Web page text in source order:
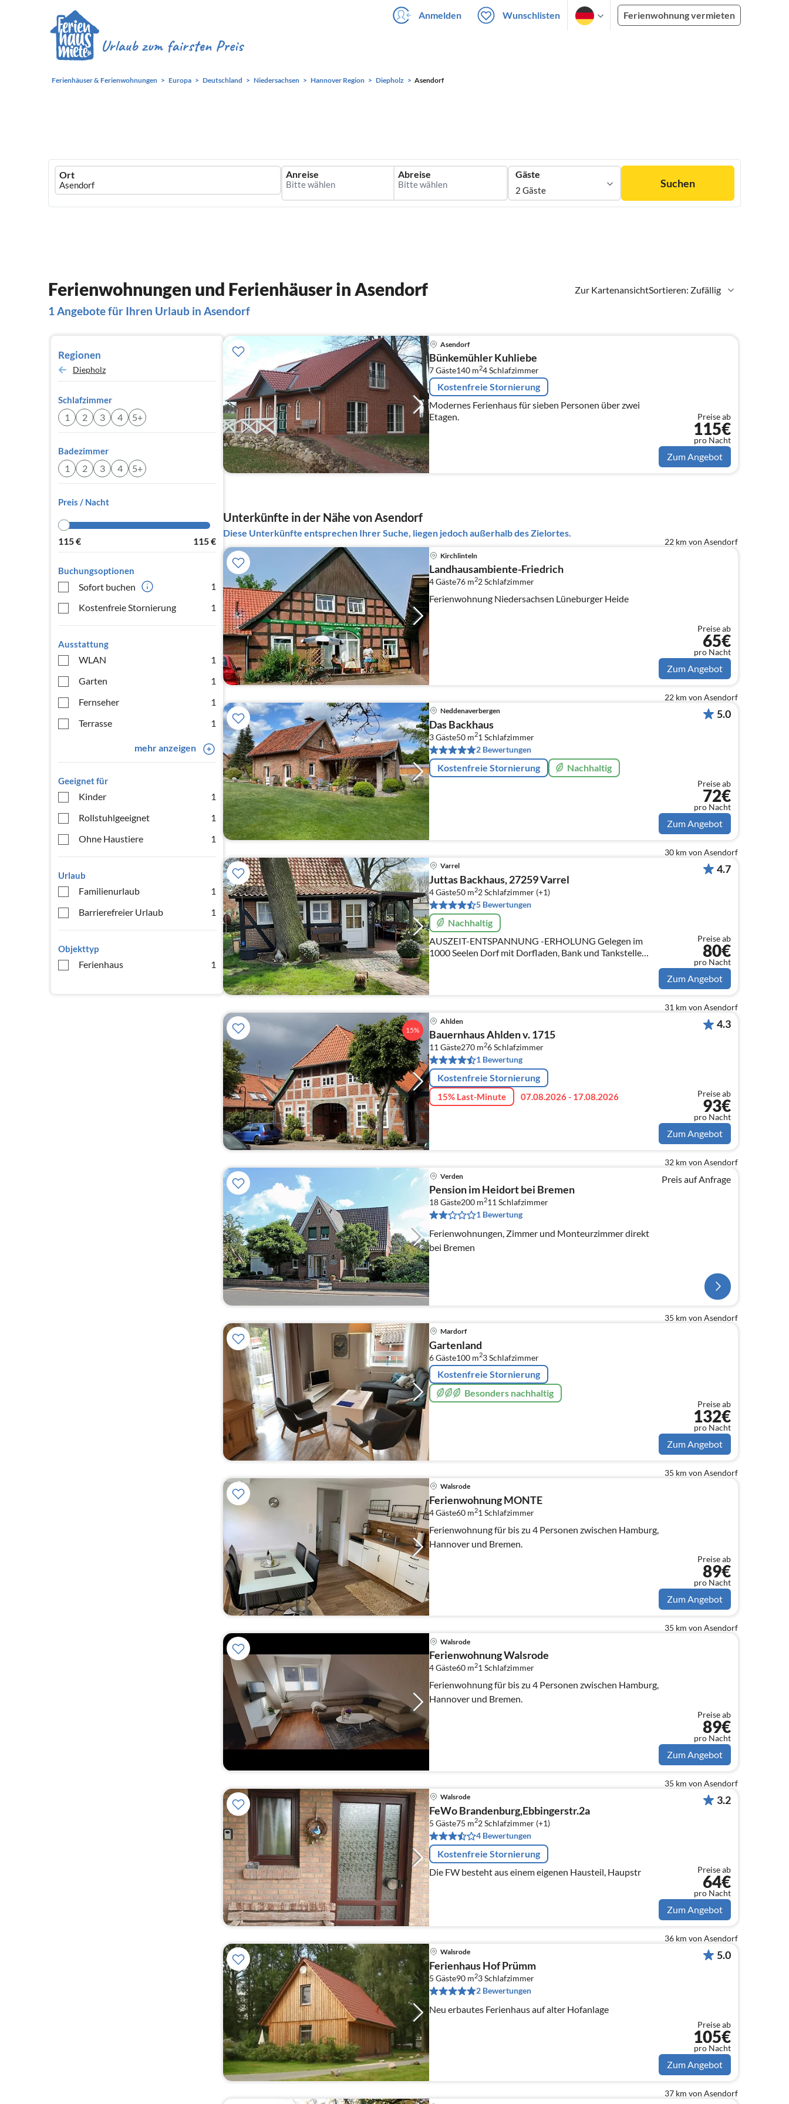
Anmelden Wunschlisten Ferienwohnung vermieten
Ferienhäuser & Ferienwohnungen Europa Deutschland Niedersachsen Hannover Region Diepholz Asendorf
Ferienhausmiete
logo
Ort Anreise Abreise Gäste
2 Gäste
Suchen
Zur KartenansichtSortieren: Zufällig
Ferienwohnungen und Ferienhäuser in Asendorf
1 Angebote für Ihren Urlaub in Asendorf
Regionen
Diepholz
Schlafzimmer
1 2 3 4 5+
Badezimmer
1 2 3 4 5+
Preis / Nacht
115€ 115€
Buchungsoptionen
Sofort buchen
1
Kostenfreie Stornierung
1
Ausstattung
WLAN
1
Garten
1
Fernseher
1
Terrasse
1
mehr anzeigen
Geeignet für
Kinder
1
Rollstuhlgeeignet
1
Ohne Haustiere
1
Urlaub
Familienurlaub
1
Barrierefreier Urlaub
1
Objekttyp
Ferienhaus 1
Asendorf
Bünkemühler Kuhliebe
7 Gäste140 m24Schlafzimmer
Kostenfreie Stornierung
Modernes Ferienhaus für sieben Personen über zwei
Etagen.
Preise ab
115€
pro Nacht
Zum Angebot
Unterkünfte in der Nähe von Asendorf
Diese Unterkünfte entsprechen Ihrer Suche, liegen jedoch außerhalb des Zielortes.
22 km von Asendorf
Kirchlinteln
Landhausambiente-Friedrich
4 Gäste76 m22Schlafzimmer
Ferienwohnung Niedersachsen Lüneburger Heide
Preise ab
65€
pro Nacht
Zum Angebot
22 km von Asendorf
Neddenaverbergen
Das Backhaus
3 Gäste50 m21 Schlafzimmer
2 Bewertungen
Kostenfreie Stornierung Nachhaltig
5.0
Preise ab
72€
pro Nacht
Zum Angebot
30 km von Asendorf
Varrel
Juttas Backhaus, 27259 Varrel
4 Gäste50 m22Schlafzimmer (+1)
5 Bewertungen
Nachhaltig
AUSZEIT-ENTSPANNUNG -ERHOLUNG Gelegen im
1000 Seelen Dorf mit Dorfladen, Bank und Tankstelle
kann man Ruhe und Entspannung unter den riesigen
Eichen finden.
4.7
Preise ab
80€
pro Nacht
Zum Angebot
15%
31 km von Asendorf
Ahlden
Bauernhaus Ahlden v. 1715
11 Gäste270 m26Schlafzimmer
1 Bewertung
Kostenfreie Stornierung
15% Last-Minute 07.08.2026 - 17.08.2026
4.3
Preise ab
93€
pro Nacht
Zum Angebot
32 km von Asendorf
Verden
Pension im Heidort bei Bremen
18 Gäste200 m211Schlafzimmer
1 Bewertung
Ferienwohnungen, Zimmer und Monteurzimmer direkt
bei Bremen
Preis auf Anfrage
35 km von Asendorf
Mardorf
Gartenland
6 Gäste100 m23Schlafzimmer
Kostenfreie Stornierung
Besonders nachhaltig
Preise ab
132€
pro Nacht
Zum Angebot
35 km von Asendorf
Walsrode
Ferienwohnung MONTE
4 Gäste60 m21 Schlafzimmer
Ferienwohnung für bis zu 4 Personen zwischen Hamburg,
Hannover und Bremen.
Preise ab
89€
pro Nacht
Zum Angebot
35 km von Asendorf
Walsrode
Ferienwohnung Walsrode
4 Gäste60 m21 Schlafzimmer
Ferienwohnung für bis zu 4 Personen zwischen Hamburg,
Hannover und Bremen.
Preise ab
89€
pro Nacht
Zum Angebot
35 km von Asendorf
Walsrode
FeWo Brandenburg,Ebbingerstr.2a
5 Gäste75 m22Schlafzimmer (+1)
4 Bewertungen
Kostenfreie Stornierung
Die FW besteht aus einem eigenen Hausteil, Haupstr
3.2
Preise ab
64€
pro Nacht
Zum Angebot
36 km von Asendorf
Walsrode
Ferienhaus Hof Prümm
5 Gäste90 m23Schlafzimmer
2 Bewertungen
Neu erbautes Ferienhaus auf alter Hofanlage
5.0
Preise ab
105€
pro Nacht
Zum Angebot
37 km von Asendorf